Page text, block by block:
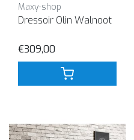
Maxy-shop
Dressoir Olin Walnoot
€309,00